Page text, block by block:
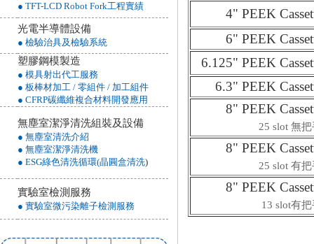
● TFT-LCD Robot Fork工程實績
光電半導體設備
● 檢驗治具及檢驗系統
塑膠鋼模製造
● 模具射出代工服務
● 板棒材加工 / 零組件 / 加工組件
● CFRP碳纖維複合材料開發應用
無塵室潔淨清洗組裝及設備
● 無塵室清洗介紹
● 無塵室潔淨清洗機
● ESG綠色清洗循環(晶圓盒清洗)
實驗室檢測服務
● 實驗室微污染離子檢測服務
4" PEEK
6" PEEK
6.125" PEEK
6.3" PEEK
8" PEEK
25 slot 無把
8" PEEK
25 slot 有把
8" PEEK
13 slot有把